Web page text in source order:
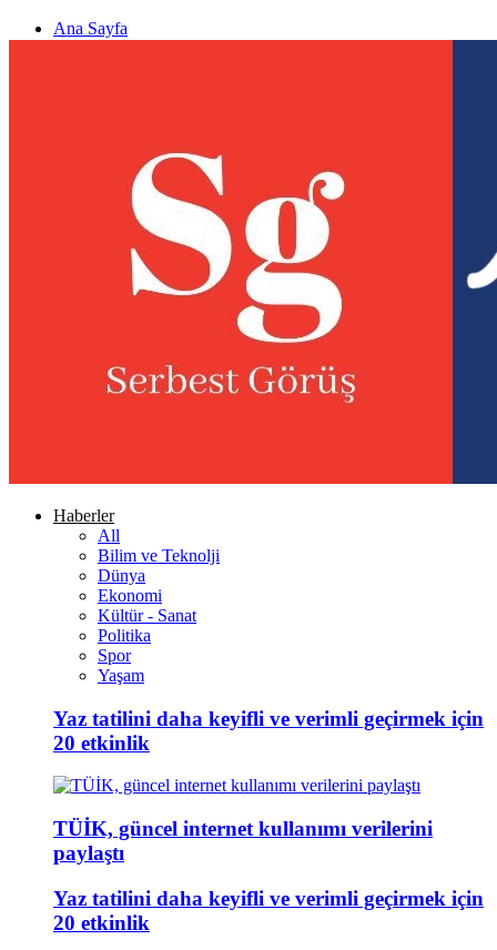
Ana Sayfa
Haberler
All
Bilim ve Teknolji
Dünya
Ekonomi
Kültür - Sanat
Politika
Spor
Yaşam
Yaz tatilini daha keyifli ve verimli geçirmek için
20 etkinlik
TÜİK, güncel internet kullanımı verilerini
paylaştı
Yaz tatilini daha keyifli ve verimli geçirmek için
20 etkinlik